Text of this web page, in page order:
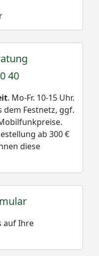
40
. Mo-Fr. 10-15 Uhr.
dem Festnetz, ggf.
ab 300 €
diese
auf Ihre